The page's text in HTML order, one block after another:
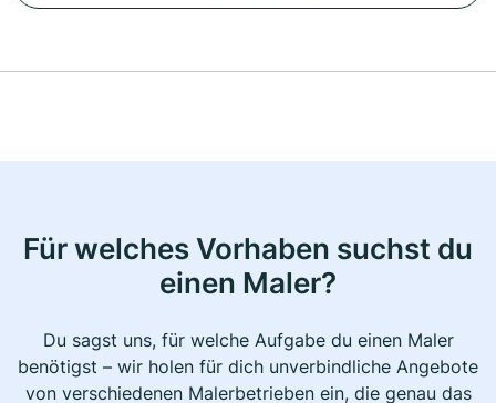
Für welches Vorhaben suchst du
einen Maler?
Du sagst uns, für welche Aufgabe du einen Maler
benötigst – wir holen für dich unverbindliche Angebote
von verschiedenen Malerbetrieben ein, die genau das